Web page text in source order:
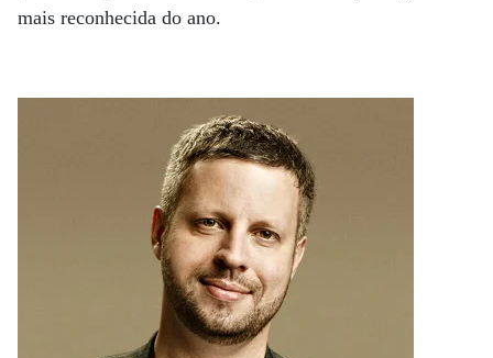
mais reconhecida do ano.